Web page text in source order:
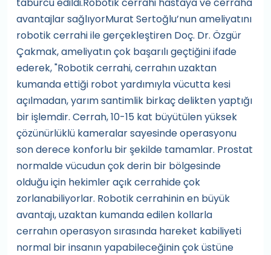
avantajlar sağlıyorMurat Sertoğlu’nun ameliyatını
robotik cerrahi ile gerçekleştiren Doç. Dr. Özgür
Çakmak, ameliyatın çok başarılı geçtiğini ifade
ederek, "Robotik cerrahi, cerrahın uzaktan
kumanda ettiği robot yardımıyla vücutta kesi
açılmadan, yarım santimlik birkaç delikten yaptığı
bir işlemdir. Cerrah, 10-15 kat büyütülen yüksek
çözünürlüklü kameralar sayesinde operasyonu
son derece konforlu bir şekilde tamamlar. Prostat
normalde vücudun çok derin bir bölgesinde
olduğu için hekimler açık cerrahide çok
zorlanabiliyorlar. Robotik cerrahinin en büyük
avantajı, uzaktan kumanda edilen kollarla
cerrahın operasyon sırasında hareket kabiliyeti
normal bir insanın yapabileceğinin çok üstüne